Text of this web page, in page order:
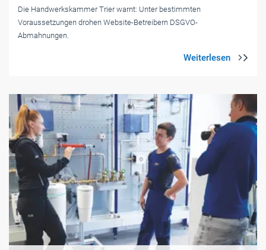
Die Handwerkskammer Trier warnt: Unter bestimmten
Voraussetzungen drohen Website-Betreibern DSGVO-
Abmahnungen.